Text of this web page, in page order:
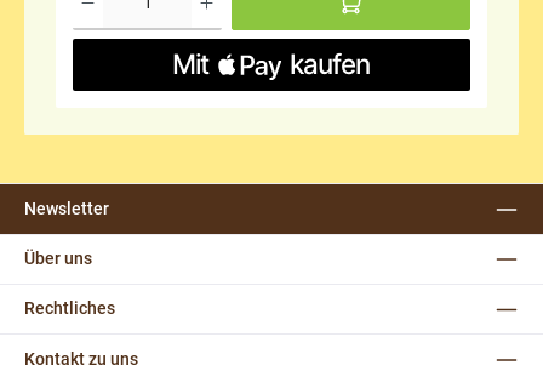
Newsletter
Über uns
Rechtliches
Kontakt zu uns